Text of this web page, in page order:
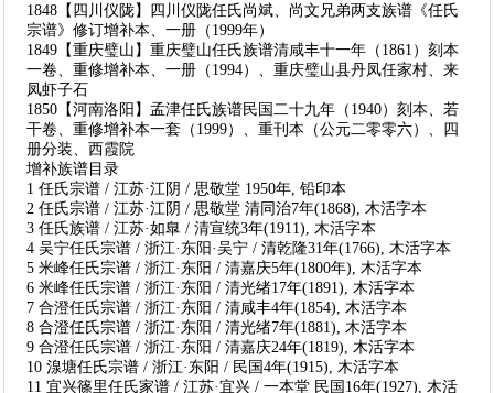
1848【四川仪陇】四川仪陇任氏尚斌、尚文兄弟两支族谱《任氏
宗谱》修订增补本、一册（1999年）
1849【重庆璧山】重庆璧山任氏族谱清咸丰十一年（1861）刻本
一卷、重修增补本、一册（1994）、重庆璧山县丹凤任家村、来
凤虾子石
1850【河南洛阳】孟津任氏族谱民国二十九年（1940）刻本、若
干卷、重修增补本一套（1999）、重刊本（公元二零零六）、四
册分装、西霞院
增补族谱目录
1 任氏宗谱 / 江苏·江阴 / 思敬堂 1950年, 铅印本
2 任氏宗谱 / 江苏·江阴 / 思敬堂 清同治7年(1868), 木活字本
3 任氏族谱 / 江苏·如臯 / 清宣统3年(1911), 木活字本
4 吴宁任氏宗谱 / 浙江·东阳·吴宁 / 清乾隆31年(1766), 木活字本
5 米峰任氏宗谱 / 浙江·东阳 / 清嘉庆5年(1800年), 木活字本
6 米峰任氏宗谱 / 浙江·东阳 / 清光绪17年(1891), 木活字本
7 合澄任氏宗谱 / 浙江·东阳 / 清咸丰4年(1854), 木活字本
8 合澄任氏宗谱 / 浙江·东阳 / 清光绪7年(1881), 木活字本
9 合澄任氏宗谱 / 浙江·东阳 / 清嘉庆24年(1819), 木活字本
10 湶塘任氏宗谱 / 浙江·东阳 / 民国4年(1915), 木活字本
11 宜兴篠里任氏家谱 / 江苏·宜兴 / 一本堂 民国16年(1927), 木活